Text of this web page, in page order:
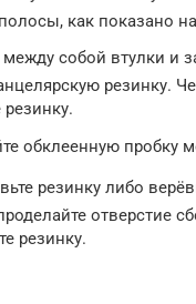
как показано
собой втулки и
резинку.
обклеенную пробку
резинку либо
отверстие
резинку.